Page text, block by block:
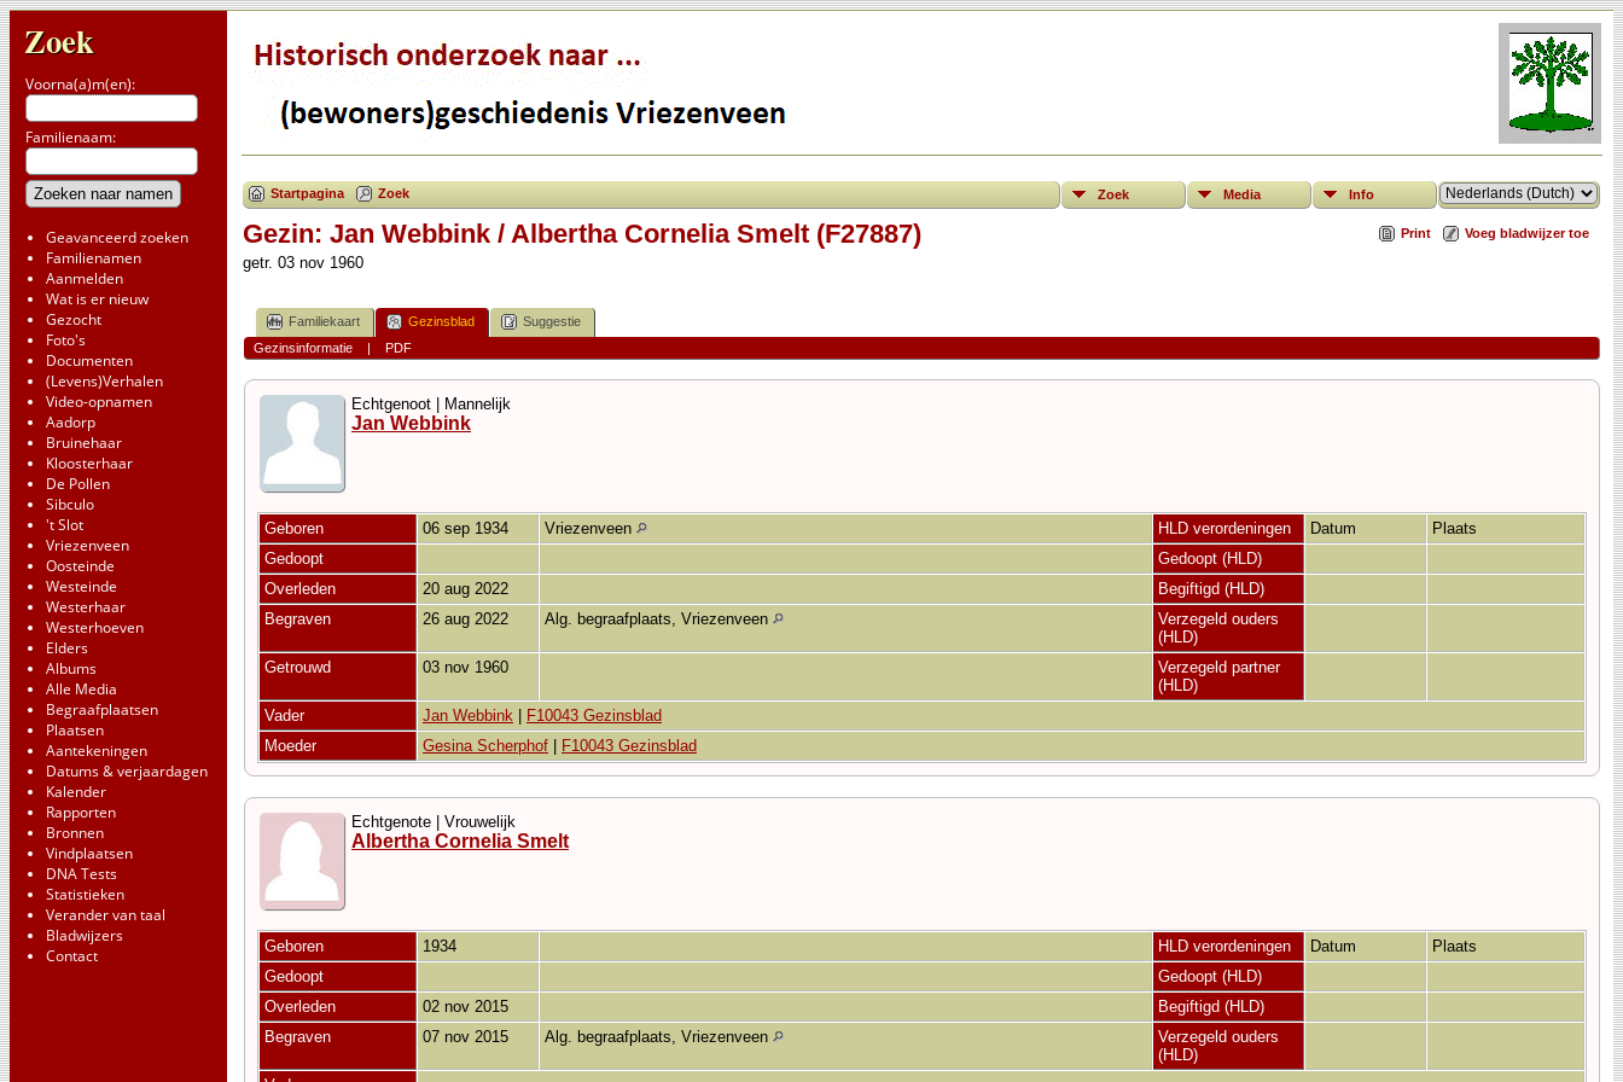
Zoek
Voorna(a)m(en):
Familienaam:
Geavanceerd zoeken
Familienamen
Aanmelden
Wat is er nieuw
Gezocht
Foto's
Documenten
(Levens)Verhalen
Video-opnamen
Aadorp
Bruinehaar
Kloosterhaar
De Pollen
Sibculo
't Slot
Vriezenveen
Oosteinde
Westeinde
Westerhaar
Westerhoeven
Elders
Albums
Alle Media
Begraafplaatsen
Plaatsen
Aantekeningen
Datums & verjaardagen
Kalender
Rapporten
Bronnen
Vindplaatsen
DNA Tests
Statistieken
Verander van taal
Bladwijzers
Contact
Startpagina Zoek Zoek Media Info
Print Voeg bladwijzer toe
Gezin: Jan Webbink / Albertha Cornelia Smelt (F27887)
getr. 03 nov 1960
Familiekaart Gezinsblad
Suggestie
Gezinsinformatie| PDF
Echtgenoot | Mannelijk
Jan Webbink
Geboren 06 sep 1934 Vriezenveen HLD verordeningen Datum
Plaats
Gedoopt
Gedoopt (HLD)
Overleden
20 aug 2022
Begiftigd (HLD)
Begraven
26 aug 2022 Alg. begraafplaats, Vriezenveen
Verzegeld ouders
(HLD)
Getrouwd
03 nov 1960
Verzegeld partner
(HLD)
Vader
Jan Webbink
F10043 Gezinsblad
Moeder
Gesina Scherphof F10043 Gezinsblad
Echtgenote | Vrouwelijk
Albertha Cornelia Smelt
Geboren 1934 HLD verordeningen Datum
Plaats
Gedoopt
Gedoopt (HLD)
Overleden
02 nov 2015
Begiftigd (HLD)
Begraven
07 nov 2015 Alg. begraafplaats, Vriezenveen
Verzegeld ouders
(HLD)